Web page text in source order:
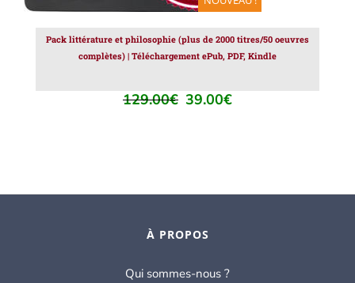
Pack littérature et philosophie (plus de 2000 titres/50 oeuvres
complètes) | Téléchargement ePub, PDF, Kindle
129.00€ Le
39.00€Le
À PROPOS
Qui sommes-nous ?